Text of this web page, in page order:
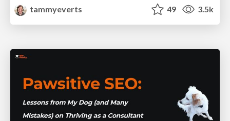
tammyeverts
49 3.5k